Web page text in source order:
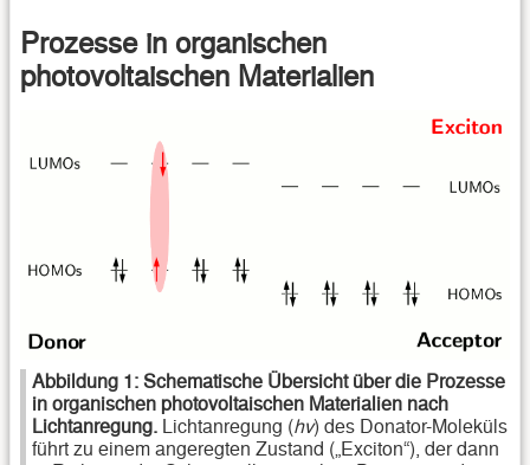
Prozesse in organischen
photovoltaischen Materialien
Abbildung 1:Schematische Übersicht über die Prozesse
in organischen photovoltaischen Materialien nach
Lichtanregung. Lichtanregung (hv) des Donator-Moleküls
führt zu einem angeregten Zustand („Exciton“), der dann